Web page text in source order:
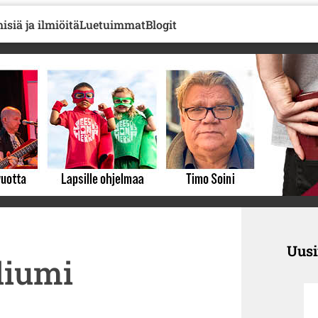
ja ilmiöitäLuetuimmatBlogit